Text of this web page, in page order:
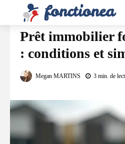
FINANCEMENT
Prêt immobilier
: conditions et
Megan MARTINS 3 min. de